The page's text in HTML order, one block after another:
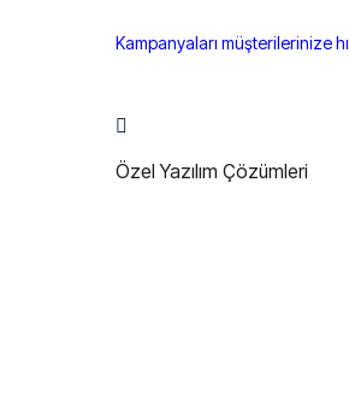
Kampanyaları müşterilerinize
Özel Yazılım Çözümleri